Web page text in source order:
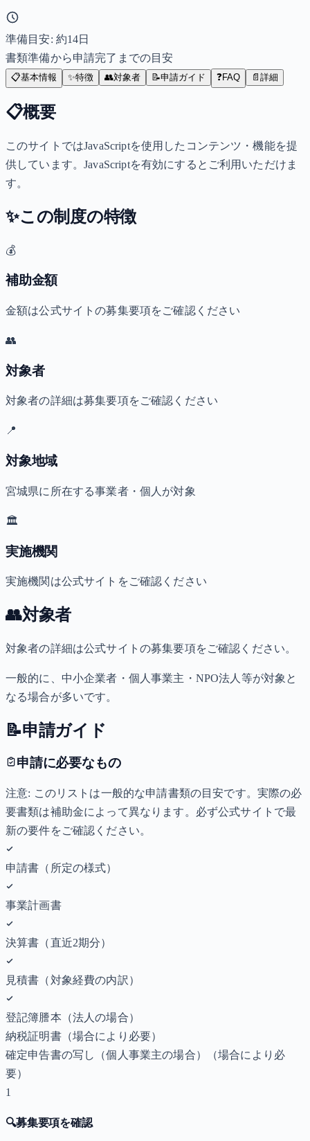
準備目安: 約14日
書類準備から申請完了までの目安
📋基本情報 ✨特徴 👥対象者 📝申請ガイド ❓FAQ 📄 詳細
📋概要
このサイトではJavaScriptを使用したコンテンツ・機能を提
供しています。JavaScriptを有効にするとご利用いただけま
す。
✨この制度の特徴
💰
補助金額
金額は公式サイトの募集要項をご確認ください
👥
対象者
対象者の詳細は募集要項をご確認ください
📍
対象地域
宮城県に所在する事業者・個人が対象
🏛️
実施機関
実施機関は公式サイトをご確認ください
👥対象者
対象者の詳細は公式サイトの募集要項をご確認ください。
一般的に、中小企業者・個人事業主・NPO法人等が対象と
なる場合が多いです。
📝申請ガイド
申請に必要なもの
注意: このリストは一般的な申請書類の目安です。実際の必
要書類は補助金によって異なります。必ず公式サイトで最
新の要件をご確認ください。
申請書（所定の様式）
事業計画書
決算書（直近2期分）
見積書（対象経費の内訳）
登記簿謄本（法人の場合）
納税証明書（場合により必要）
確定申告書の写し（個人事業主の場合）
（場合により必
要）
1
🔍募集要項を確認